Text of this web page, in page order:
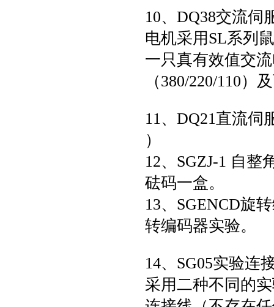
10、DQ38交流伺
电机采用SL系列
一只真有效值交
（380/220/110）
11、DQ21直流伺
）
12、SGZJ-1 自
砝码一盒。
13、SGENCD旋
转编码器实验。
14、SG05实验连
采用二种不同的